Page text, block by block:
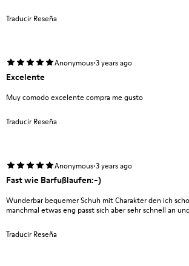
Traducir Reseña
Anonymous·3 years ago
Excelente
Muy comodo excelente compra me gusto
Traducir Reseña
Anonymous·3 years ago
Fast wie Barfußlaufen:-)
Wunderbar bequemer Schuh mit Charakter den ich
manchmal etwas eng passt sich aber sehr schnell an
Traducir Reseña